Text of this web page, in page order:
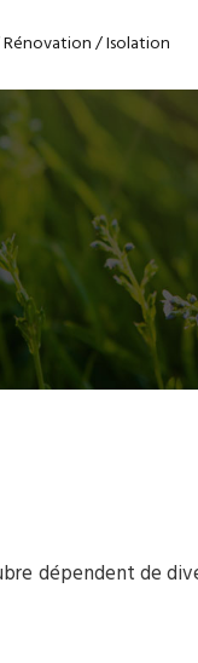
Rénovation / Isolation
dépendent de